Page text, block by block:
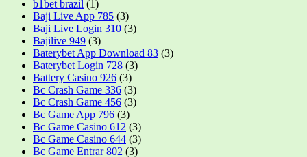
b1bet brazil (1)
Baji Live App 785 (3)
Baji Live Login 310 (3)
Bajilive 949 (3)
Baterybet App Download 83 (3)
Baterybet Login 728 (3)
Battery Casino 926 (3)
Bc Crash Game 336 (3)
Bc Crash Game 456 (3)
Bc Game App 796 (3)
Bc Game Casino 612 (3)
Bc Game Casino 644 (3)
Bc Game Entrar 802 (3)